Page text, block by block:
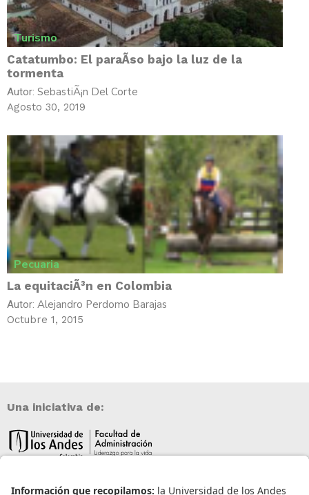
Turismo
Catatumbo: El paraÃ­so bajo la luz de la
tormenta
Autor: SebastiÃ¡n Del Corte
Agosto 30, 2019
Pecuaria
La equitaciÃ³n en Colombia
Autor: Alejandro Perdomo Barajas
Octubre 1, 2015
Una iniciativa de: